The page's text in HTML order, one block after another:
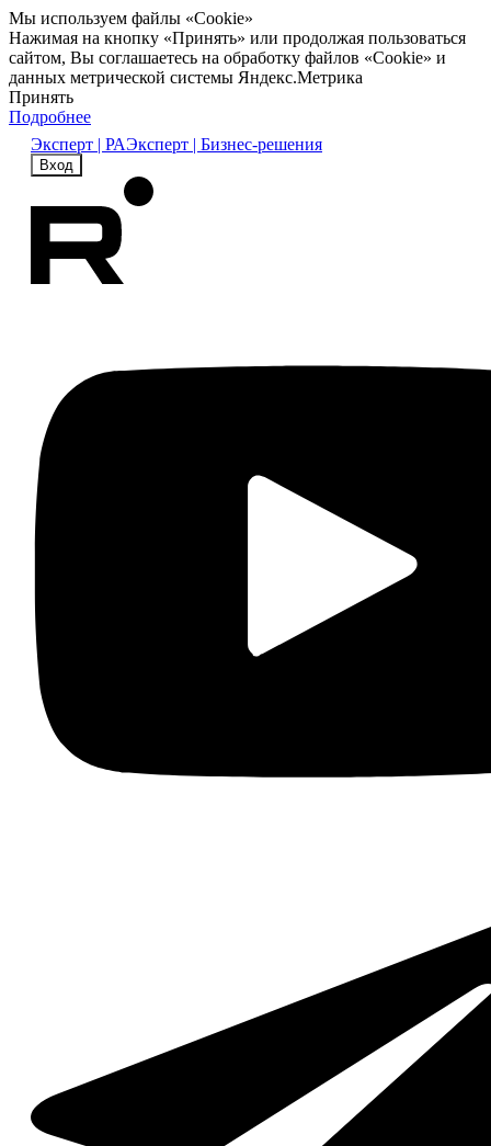
Мы используем файлы «Cookie»
Нажимая на кнопку «Принять» или продолжая пользоваться
сайтом, Вы соглашаетесь на обработку файлов «Cookie» и
данных метрической системы Яндекс.Метрика
Принять
Подробнее
Эксперт | РАЭксперт | Бизнес-решения
Вход